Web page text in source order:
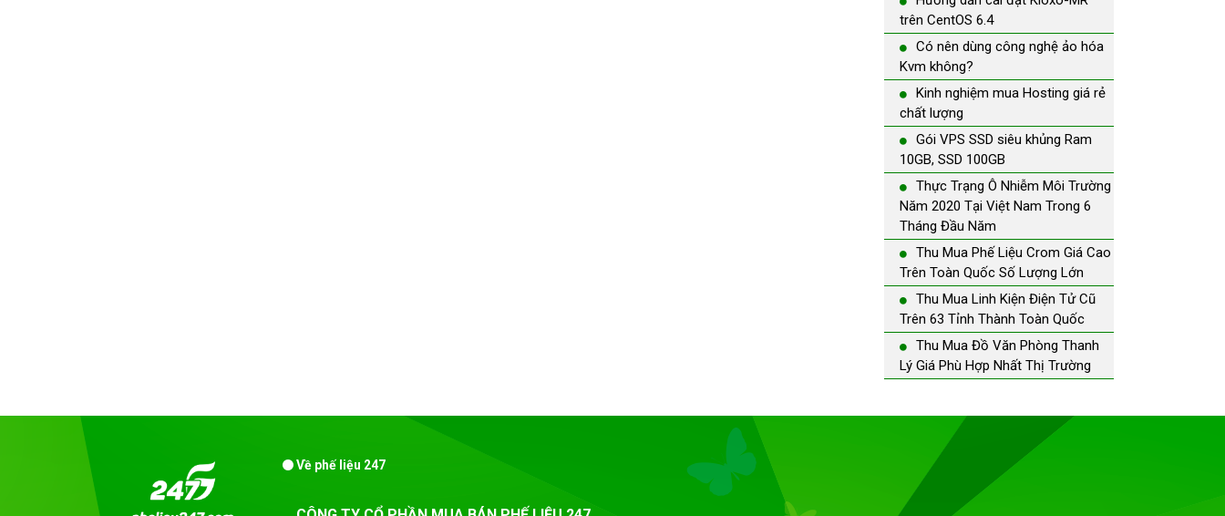
trên CentOS 6.4
Có nên dùng công nghệ ảo hóa
Kvm không?
Kinh nghiệm mua Hosting giá rẻ
chất lượng
Gói VPS SSD siêu khủng Ram
10GB, SSD 100GB
Thực Trạng Ô Nhiễm Môi Trường
Năm 2020 Tại Việt Nam Trong 6
Tháng Đầu Năm
Thu Mua Phế Liệu Crom Giá Cao
Trên Toàn Quốc Số Lượng Lớn
Thu Mua Linh Kiện Điện Tử Cũ
Trên 63 Tỉnh Thành Toàn Quốc
Thu Mua Đồ Văn Phòng Thanh
Lý Giá Phù Hợp Nhất Thị Trường
Về phế liệu 247